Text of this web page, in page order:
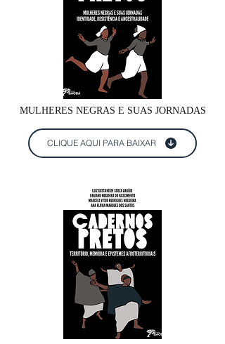
MULHERES NEGRAS E SUAS JORNADAS
CLIQUE AQUI PARA BAIXAR